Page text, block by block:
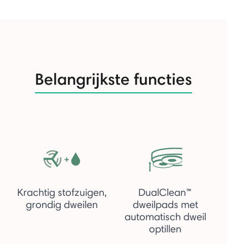
Belangrijkste functies
Krachtig stofzuigen,
grondig dweilen
DualClean™
dweilpads met
automatisch dweil
optillen